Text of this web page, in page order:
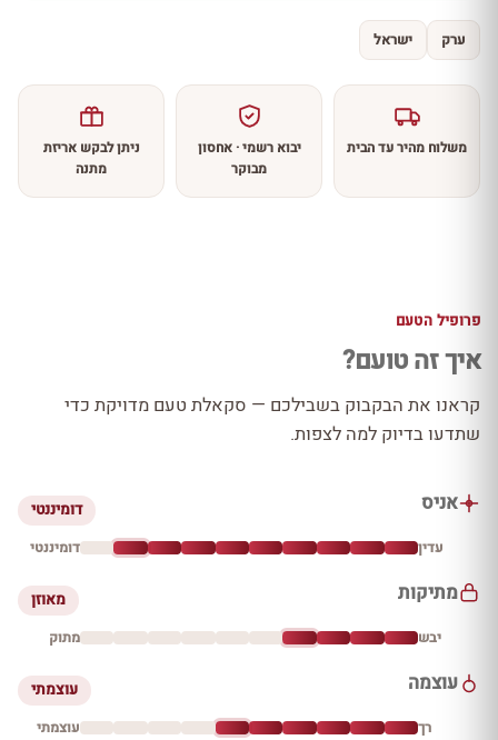
ערק ישראל
משלוח מהיר עד הבית
יבוא רשמי · אחסון
מבוקר
ניתן לבקש אריזת
מתנה
פרופיל הטעם
איך זה טועם?
קראנו את הבקבוק בשבילכם — סקאלת טעם מדויקת כדי
שתדעו בדיוק למה לצפות.
אניס דומיננטי
עדין דומיננטי
מתיקות מאוזן
יבש מתוק
עוצמה עוצמתי
רך עוצמתי